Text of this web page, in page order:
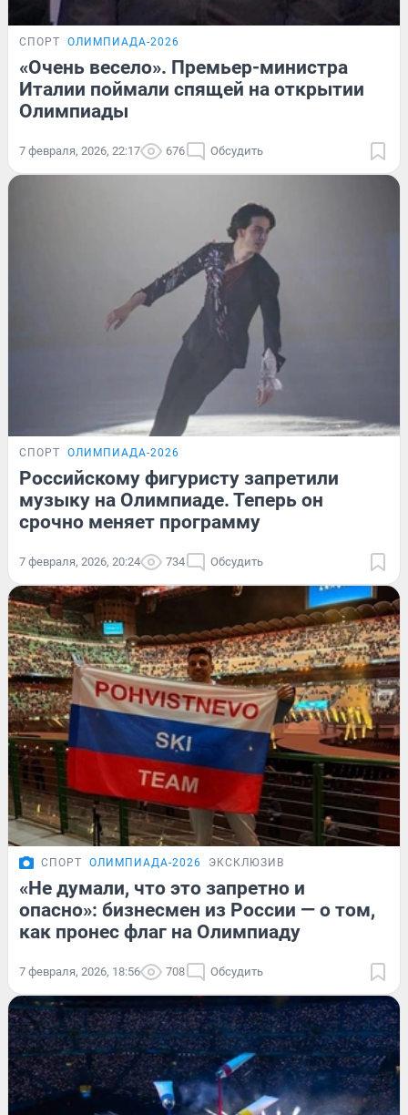
СПОРТ ОЛИМПИАДА-2026
«Очень весело». Премьер-министра
Италии поймали спящей на открытии
Олимпиады
7 февраля, 2026, 22:17 676 Обсудить
СПОРТ ОЛИМПИАДА-2026
Российскому фигуристу запретили
музыку на Олимпиаде. Теперь он
срочно меняет программу
7 февраля, 2026, 20:24 734 Обсудить
СПОРТ ОЛИМПИАДА-2026 ЭКСКЛЮЗИВ
«Не думали, что это запретно и
опасно»: бизнесмен из России — о том,
как пронес флаг на Олимпиаду
7 февраля, 2026, 18:56 708 Обсудить